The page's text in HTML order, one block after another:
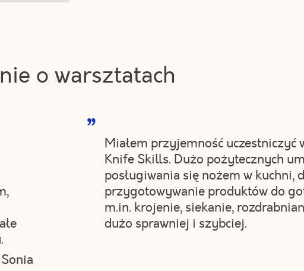
o warsztatach
Sonia
Miałem przyjemność uczestniczyć
Knife Skills. Dużo pożytecznych
posługiwania się nożem w kuchni,
przygotowywanie produktów do
m.in. krojenie, siekanie,
dużo sprawniej i szybciej.